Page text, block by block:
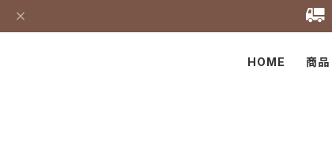
HOME 商品